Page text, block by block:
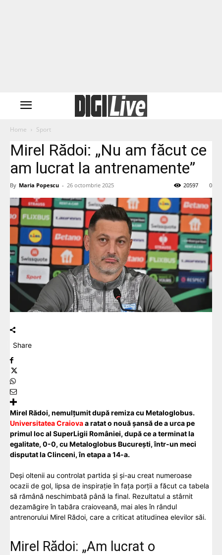
Home Sport
Mirel Rădoi: „Nu am făcut ce
am lucrat la antrenamente”
By Maria Popescu - 26 octombrie 2025 0
20597
Share
Mirel Rădoi, nemulțumit după remiza cu Metaloglobus.
Universitatea Craiovaa ratat o nouă șansă de a urca pe
primul loc al SuperLigii României, după ce a terminat la
egalitate, 0-0, cu Metaloglobus București, într-un meci
disputat la Clinceni, în etapa a 14-a.
Deși oltenii au controlat partida și și-au creat numeroase
ocazii de gol, lipsa de inspirație în fața porții a făcut ca tabela
să rămână neschimbată până la final. Rezultatul a stârnit
dezamăgire în tabăra craioveană, mai ales în rândul
antrenorului Mirel Rădoi, care a criticat atitudinea elevilor săi.
Mirel Rădoi: „Am lucrat o